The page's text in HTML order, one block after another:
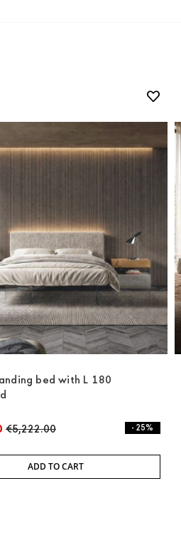
bed with L 180
€5,222.00 - 25%
ADD TO CART